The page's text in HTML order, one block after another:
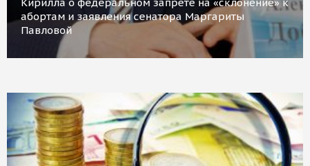
Кирилла о федеральном запрете на «склонение» к
абортам и заявления сенатора Маргариты
Павловой